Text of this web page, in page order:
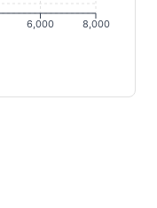
6,000 8,000